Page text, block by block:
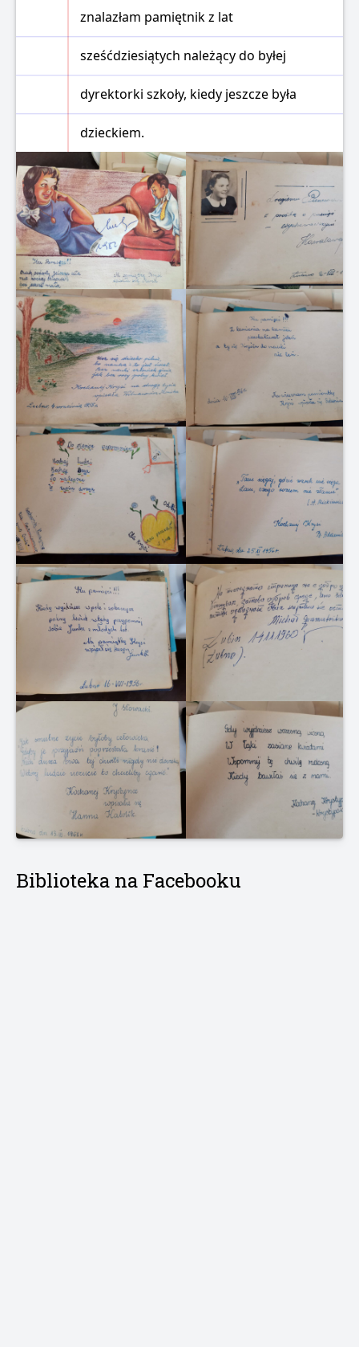
znalazłam pamiętnik z lat
sześćdziesiątych należący do byłej
dyrektorki szkoły, kiedy jeszcze była
dzieckiem.
Biblioteka na Facebooku